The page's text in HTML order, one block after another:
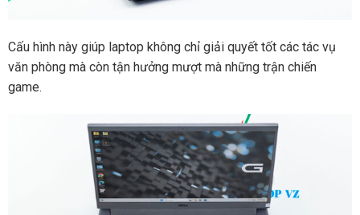
Cấu hình này giúp laptop không chỉ giải quyết tốt các tác vụ
văn phòng mà còn tận hưởng mượt mà những trận chiến
game.